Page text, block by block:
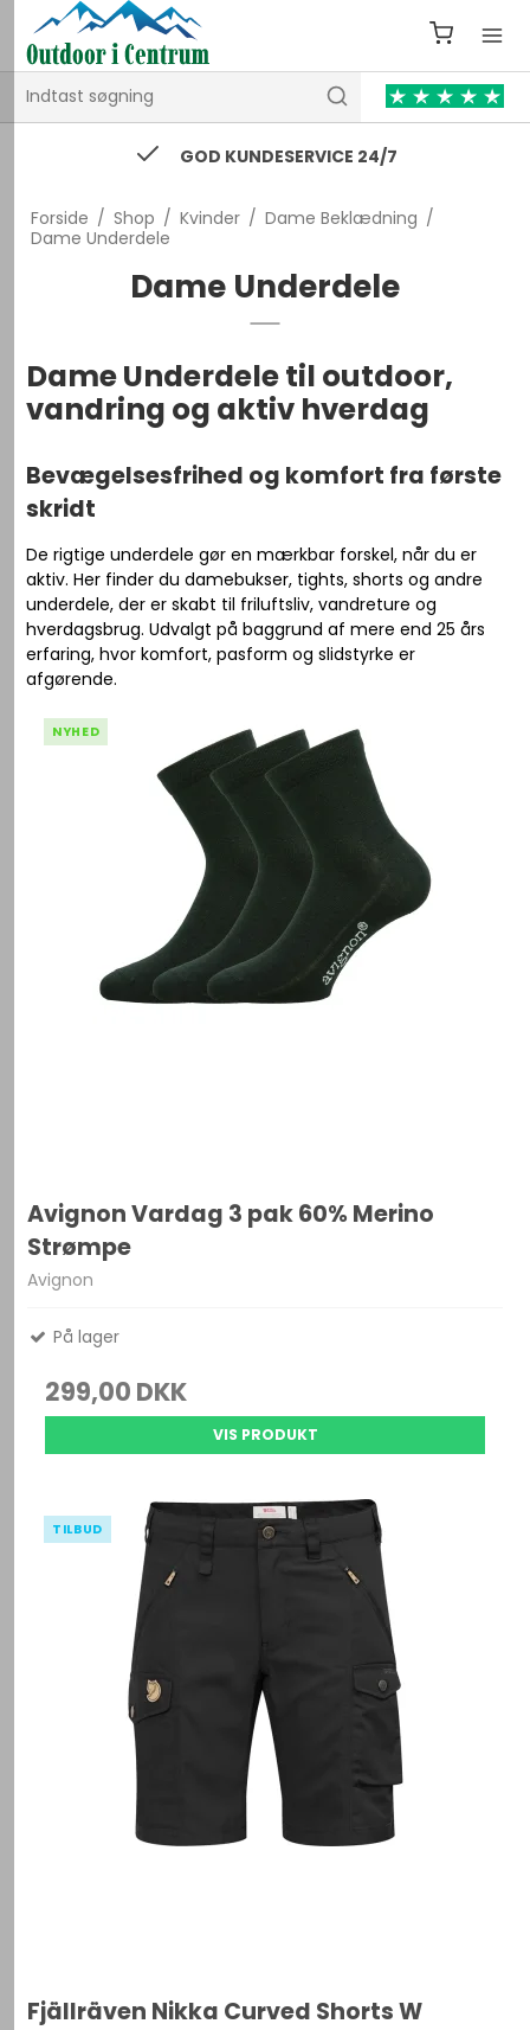
74 43 53 55 / kontakt@outdooricentrum.dk
Forside / Shop / Kvinder / Dame Beklædning /
Dame Underdele
Dame Underdele
Dame Underdele til outdoor,
vandring og aktiv hverdag
Bevægelsesfrihed og komfort fra første
skridt
De rigtige underdele gør en mærkbar forskel, når du er
aktiv. Her finder du damebukser, tights, shorts og andre
underdele, der er skabt til friluftsliv, vandreture og
hverdagsbrug. Udvalgt på baggrund af mere end 25 års
erfaring, hvor komfort, pasform og slidstyrke er
afgørende.
NYHED
Avignon Vardag 3 pak 60% Merino
Strømpe
Avignon
På lager
299,00 DKK
VIS PRODUKT
TILBUD
Fjällräven Nikka Curved Shorts W